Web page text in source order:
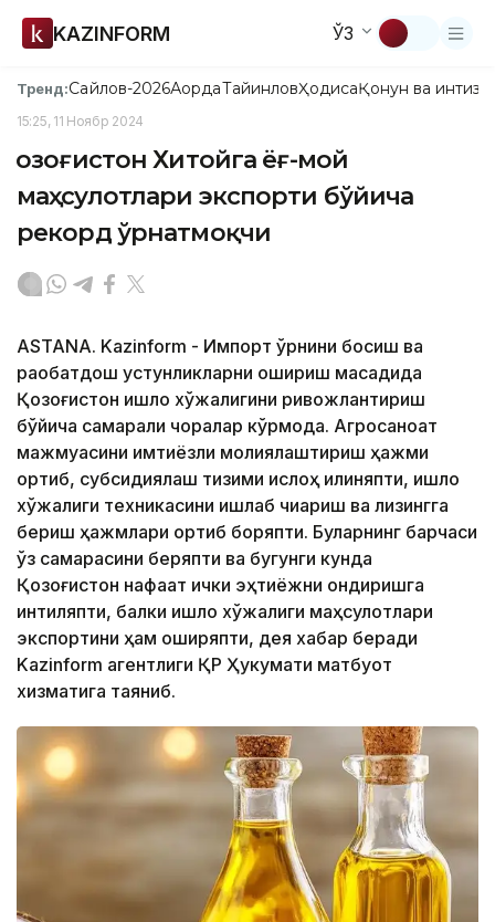
KAZINFORM ЎЗ
Тренд:Сайлов-2026АқордаТайинловҲодисаҚонун ва
15:25, 11 Ноябр 2024
Қозоғистон Хитойга ёғ-мой
маҳсулотлари экспорти бўйича
рекорд ўрнатмоқчи
ASTANA. Kazinform - Импорт ўрнини босиш ва
рақобатдош устунликларни ошириш мақсадида
Қозоғистон қишлоқ хўжалигини ривожлантириш
бўйича самарали чоралар кўрмоқда. Агросаноат
мажмуасини имтиёзли молиялаштириш ҳажми
ортиб, субсидиялаш тизими ислоҳ қилиняпти, қишлоқ
хўжалиги техникасини ишлаб чиқариш ва лизингга
бериш ҳажмлари ортиб боряпти. Буларнинг барчаси
ўз самарасини беряпти ва бугунги кунда
Қозоғистон нафақат ички эҳтиёжни қондиришга
интиляпти, балки қишлоқ хўжалиги маҳсулотлари
экспортини ҳам оширяпти, дея хабар беради
Kazinform агентлиги ҚР Ҳукумати матбуот
хизматига таяниб.